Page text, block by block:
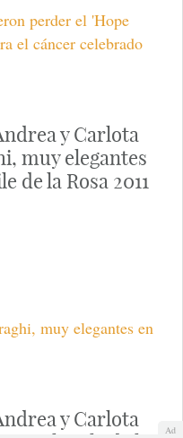
perder el 'Hope
el cáncer celebrado
y Carlota
muy elegantes
de la Rosa 2011
muy elegantes en
y Carlota
Ad